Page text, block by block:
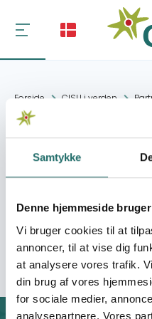
Samtykke
Denne hjemmeside
Vi bruger cookies til at
annoncer, til at vise dig
at analysere vores trafik.
din brug af vores
for sociale medier,
analysepartnere. Vores
Forside CISU i verden
Cimas,
Organisation: